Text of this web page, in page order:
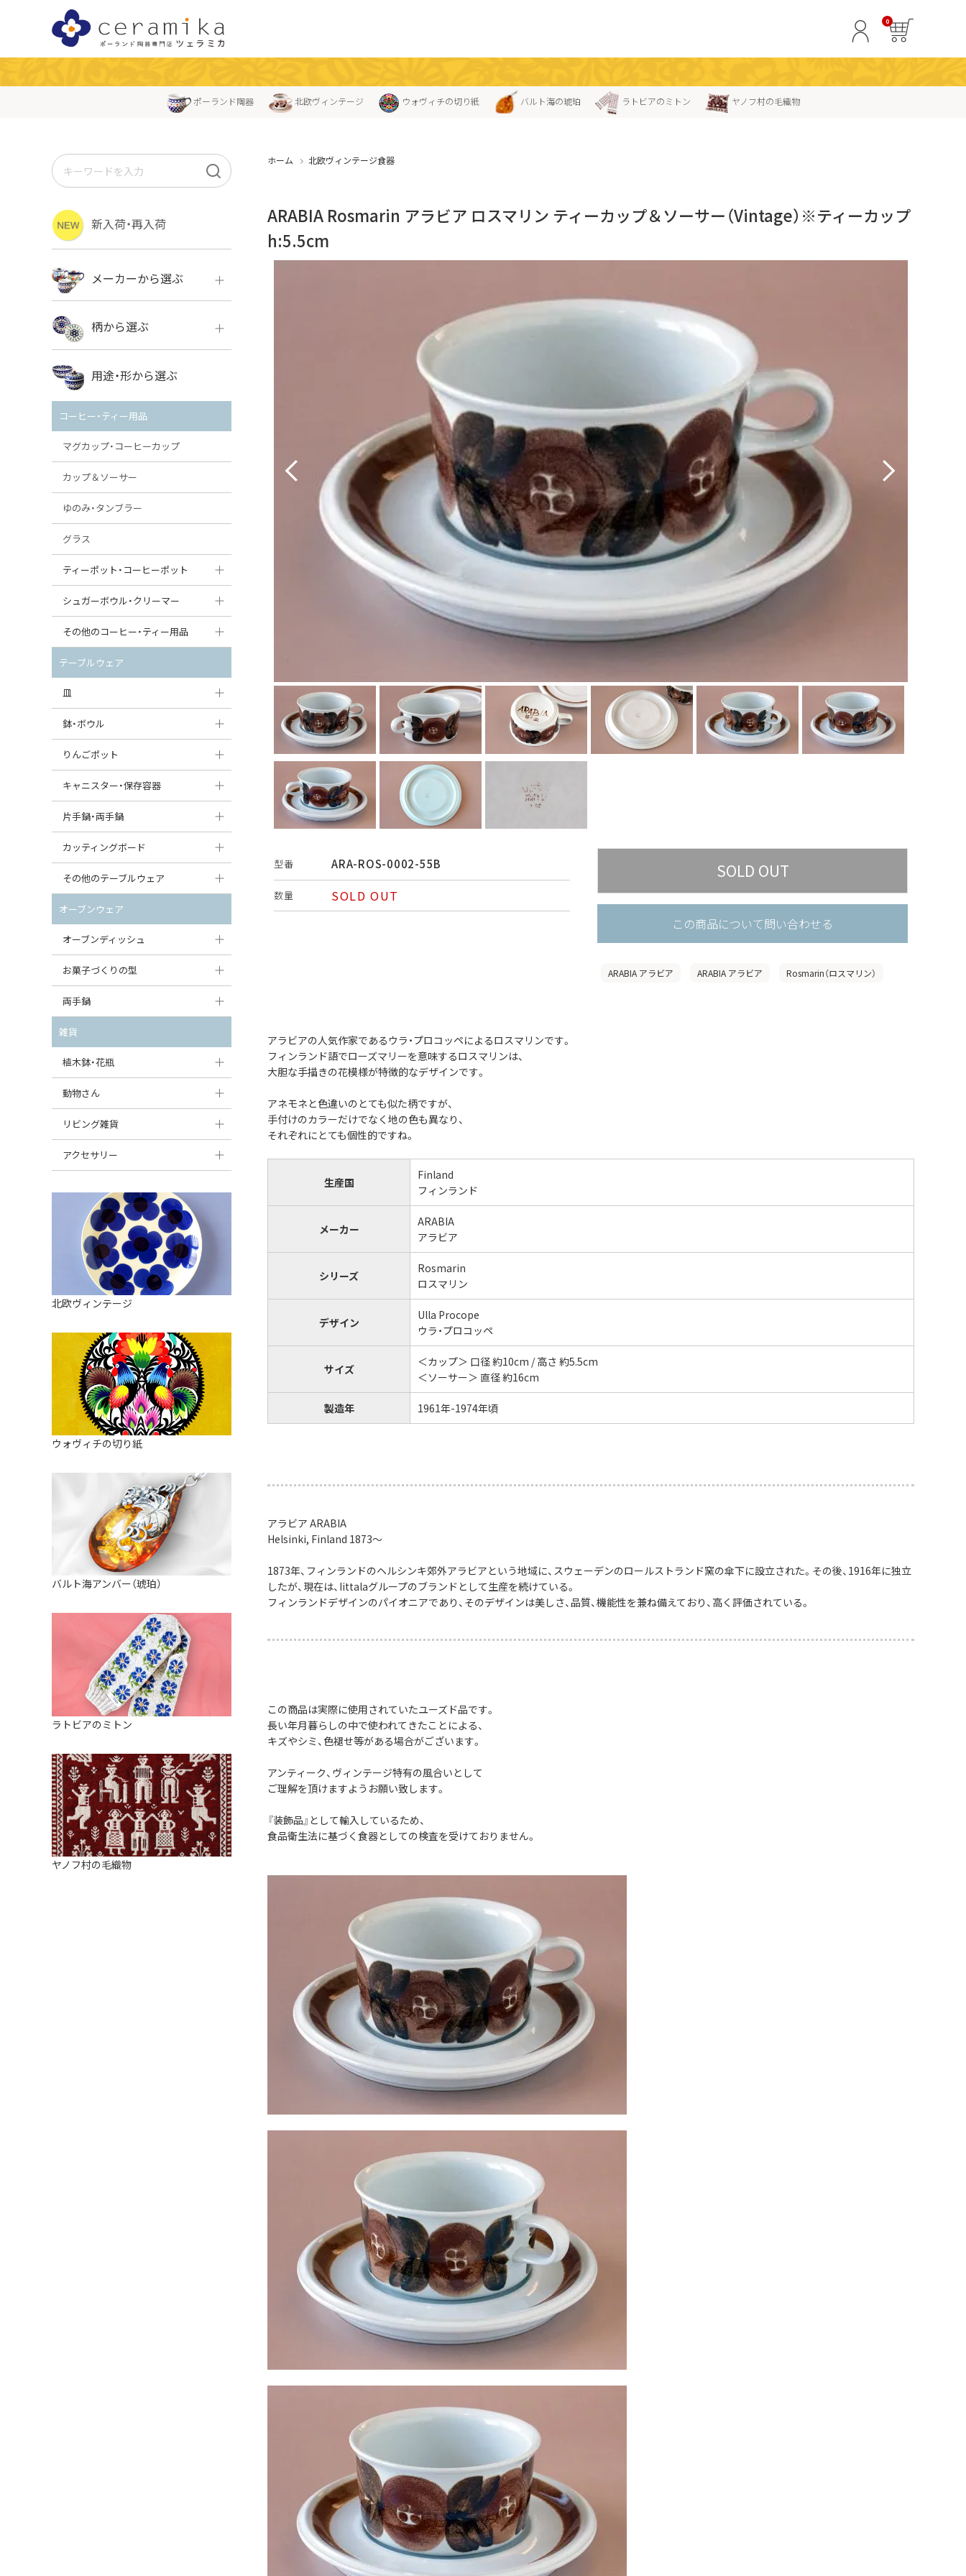
0
ポーランド陶器 北欧ヴィンテージ ウォヴィチの切り紙 バルト海の琥珀 ラトビアのミトン ヤノフ村の毛織物
ホーム 北欧ヴィンテージ食器
ARABIA Rosmarin アラビア ロスマリン ティーカップ＆ソーサー（Vintage）※ティーカップ
h:5.5cm
型番 ARA-ROS-0002-55B
数量
SOLD OUT
この商品について問い合わせる
ARABIA アラビア ARABIA アラビア Rosmarin（ロスマリン）
アラビアの人気作家であるウラ・プロコッペによるロスマリンです。
フィンランド語でローズマリーを意味するロスマリンは、
大胆な手描きの花模様が特徴的なデザインです。
アネモネと色違いのとても似た柄ですが、
手付けのカラーだけでなく地の色も異なり、
それぞれにとても個性的ですね。
生産国
Finland
フィンランド
メーカー
ARABIA
アラビア
シリーズ
Rosmarin
ロスマリン
デザイン
Ulla Procope
ウラ・プロコッペ
サイズ
＜カップ＞ 口径 約10cm / 高さ 約5.5cm
＜ソーサー＞ 直径 約16cm
製造年 1961年-1974年頃
アラビア ARABIA
Helsinki, Finland 1873〜
1873年、フィンランドのヘルシンキ郊外アラビアという地域に、スウェーデンのロールストランド窯の傘下に設立された。その後、1916年に独立
したが、現在は、Iittalaグループのブランドとして生産を続けている。
フィンランドデザインのパイオニアであり、そのデザインは美しさ、品質、機能性を兼ね備えており、高く評価されている。
この商品は実際に使用されていたユーズド品です。
長い年月暮らしの中で使われてきたことによる、
キズやシミ、色褪せ等がある場合がございます。
アンティーク、ヴィンテージ特有の風合いとして
ご理解を頂けますようお願い致します。
『装飾品』として輸入しているため、
食品衛生法に基づく食器としての検査を受けておりません。
新入荷・再入荷
メーカーから選ぶ
ボレス
VENA
ミレナ
柄から選ぶ
ボレス
用途・形から選ぶ
コーヒー・ティー用品
マグカップ・コーヒーカップ
カップ＆ソーサー
ゆのみ・タンブラー
グラス
ティーポット・コーヒーポット
ティーポット
コーヒーポット
シュガーボウル・クリーマー
シュガーボウル
クリーマー
その他のコーヒー・ティー用品
ポットウォーマー
ピッチャー
コーヒードリッパー
すべて見る
テーブルウェア
皿
大皿（24cm〜）
中皿（18〜24cm）
丸皿
スープ皿
ダルマプレート
たまご型プレート
ハート型プレート
変形プレート
分割ディッシュ
すべて見る
鉢・ボウル
大鉢（21cm〜）
中鉢（16〜21cm）
丸鉢・どんぶり・ボウル
茶碗
オーバルボウル
ハートボウル
葉っぱ型ボウル
りんご型ボウル
いちご型ボウル
星型ボウル
スープカップ
そば猪口・フリーカップ
ココット
薬味入れ
ミキシングボウル
すべて見る
りんごポット
りんごポット
りんごポット小
キャニスター・保存容器
キャニスター
つぼ
ガーリックポット
オニオンキャニスター
ガーリックキャニスター
チーズケース
バターディッシュ
六角形ポット
ボトル
すべて見る
片手鍋・両手鍋
ソースパン（片手鍋）
スープチュリーン
カッティングボード
角型カッティングボード
丸型カッティングボード
すべて見る
その他のテーブルウェア
調味料入れ
グレイヴィーボート
エッグカップ
ケーキスタンド
カトラリー
はしおき・カトラリーレスト
オーブンウェア
オーブンディッシュ
大型（24cm〜）
中型（18〜24cm）
スクエアオーブンディッシュ
オーバルオーブンディッシュ
すべて見る
お菓子づくりの型
パウンド型
マフィン型
すべて見る
両手鍋
チュリーン
キャセロール
すべて見る
雑貨
植木鉢・花瓶
植木鉢
花瓶
動物さん
フィギュア・置物
貯金箱
オーナメント
クリーマー
リビング雑貨
スツール
バス・洗面用品
家具小物
小物入れ
アロマポット
バスケット
装飾用タイル・プレート
ミニチュア
天使さま
カードスタンド
マグネット
すべて見る
アクセサリー
ペンダントトップ
すべて見る
北欧ヴィンテージ
ウォヴィチの切り紙
バルト海アンバー（琥珀）
ラトビアのミトン
ヤノフ村の毛織物